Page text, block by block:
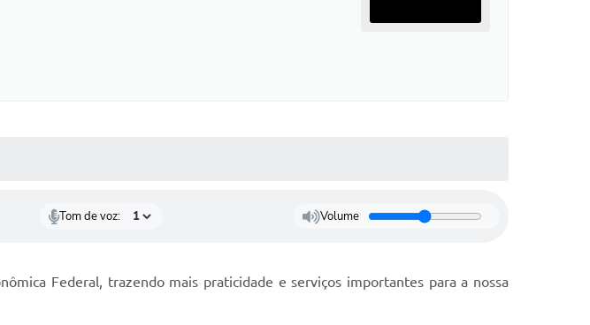
Tom de voz: Volume
Federal, trazendo mais praticidade e serviços importantes para a nossa